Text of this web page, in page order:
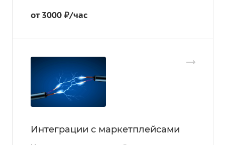
от 3000 ₽/час
Интеграции с маркетплейсами